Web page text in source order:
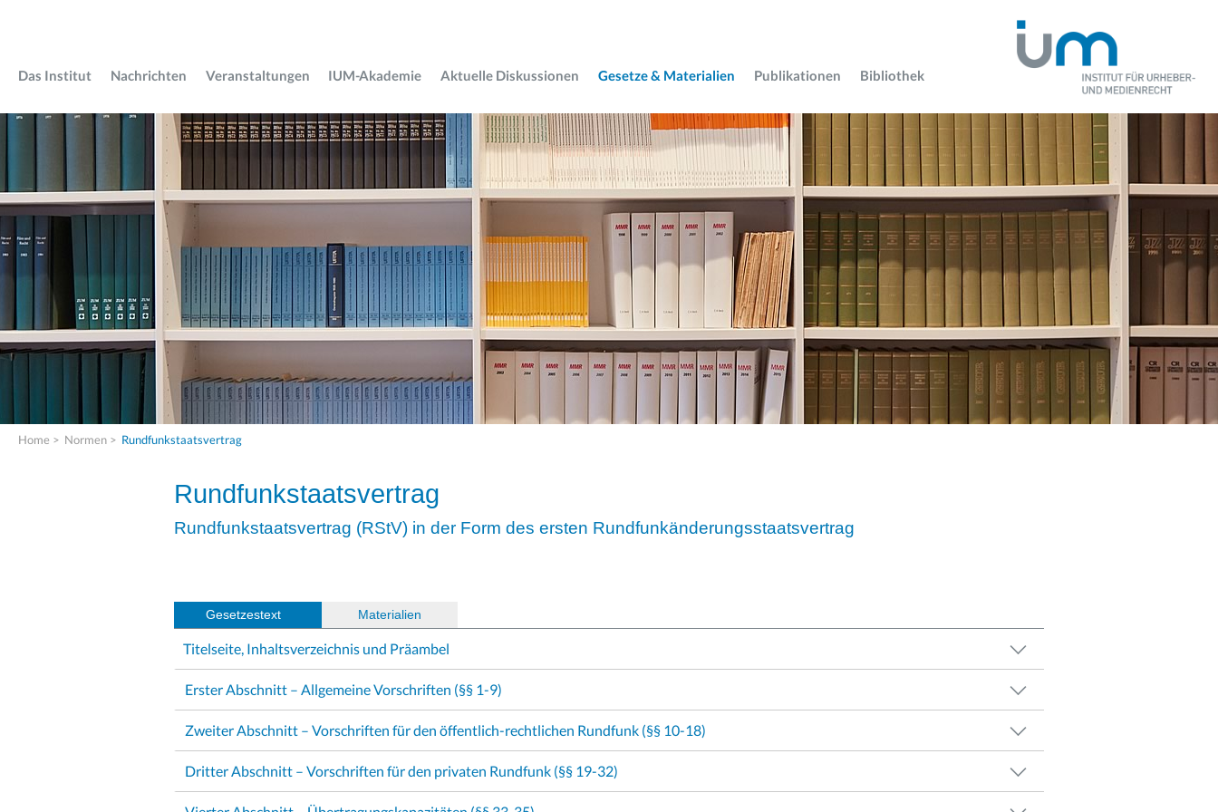
Das Institut Nachrichten Veranstaltungen IUM-Akademie Aktuelle Diskussionen Gesetze & Materialien Publikationen Bibliothek
Home > Normen > Rundfunkstaatsvertrag
Rundfunkstaatsvertrag
Rundfunkstaatsvertrag (RStV) in der Form des ersten Rundfunkänderungsstaatsvertrag
Gesetzestext Materialien
Titelseite, Inhaltsverzeichnis und Präambel
Erster Abschnitt – Allgemeine Vorschriften (§§ 1-9)
Zweiter Abschnitt – Vorschriften für den öffentlich-rechtlichen Rundfunk (§§ 10-18)
Dritter Abschnitt – Vorschriften für den privaten Rundfunk (§§ 19-32)